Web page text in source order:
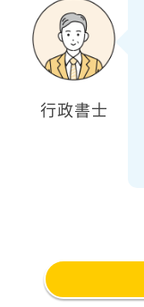
行政書士